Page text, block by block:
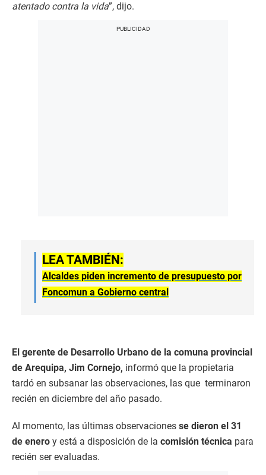
atentado contra la vida”, dijo.
LEA TAMBIÉN:
Alcaldes piden incremento de presupuesto por
Foncomun a Gobierno central
El gerente de Desarrollo Urbano de la comuna provincial
de Arequipa, Jim Cornejo, informó que la propietaria
tardó en subsanar las observaciones, las que terminaron
recién en diciembre del año pasado.
Al momento, las últimas observaciones se dieron el 31
de enero y está a disposición de la comisión técnica para
recién ser evaluadas.